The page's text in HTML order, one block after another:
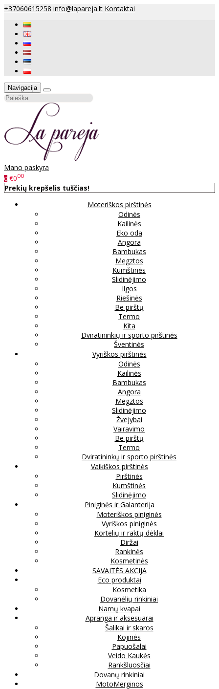
+37060615258 info@lapareja.lt Kontaktai
Navigacija
Mano paskyra
0 €000
Prekių krepšelis tuščias!
Moteriškos pirštinės
Odinės
Kailinės
Eko oda
Angora
Bambukas
Megztos
Kumštinės
Slidinėjimo
Ilgos
Riešinės
Be pirštų
Termo
Kita
Dviratininkių ir sporto pirštinės
Šventinės
Vyriškos pirštinės
Odinės
Kailinės
Bambukas
Angora
Megztos
Slidinėjimo
Žvejybai
Vairavimo
Be pirštų
Termo
Dviratininkų ir sporto pirštinės
Vaikiškos pirštinės
Pirštinės
Kumštinės
Slidinėjimo
Piniginės ir Galanterija
Moteriškos piniginės
Vyriškos piniginės
Kortelių ir raktų dėklai
Diržai
Rankinės
Kosmetinės
SAVAITĖS AKCIJA
Eco produktai
Kosmetika
Dovanėlių rinkiniai
Namų kvapai
Apranga ir aksesuarai
Šalikai ir skaros
Kojinės
Papuošalai
Veido Kaukės
Rankšluosčiai
Dovanų rinkiniai
MotoMerginos